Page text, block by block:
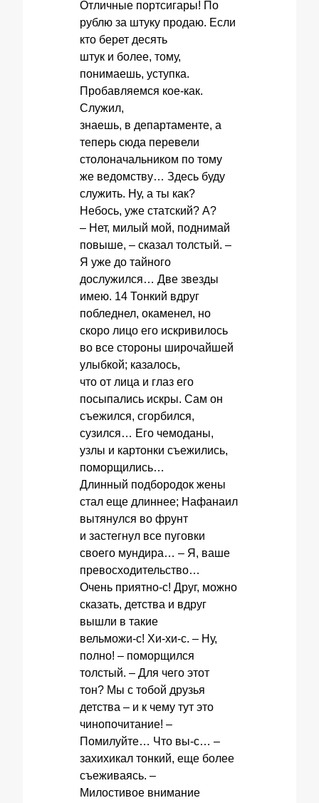
Отличные портсигары! По
рублю за штуку продаю. Если
кто берет десять
штук и более, тому,
понимаешь, уступка.
Пробавляемся кое-как.
Служил,
знаешь, в департаменте, а
теперь сюда перевели
столоначальником по тому
же ведомству… Здесь буду
служить. Ну, а ты как?
Небось, уже статский? А?
– Нет, милый мой, поднимай
повыше, – сказал толстый. –
Я уже до тайного
дослужился… Две звезды
имею. 14 Тонкий вдруг
побледнел, окаменел, но
скоро лицо его искривилось
во все стороны широчайшей
улыбкой; казалось,
что от лица и глаз его
посыпались искры. Сам он
съежился, сгорбился,
сузился… Его чемоданы,
узлы и картонки съежились,
поморщились…
Длинный подбородок жены
стал еще длиннее; Нафанаил
вытянулся во фрунт
и застегнул все пуговки
своего мундира… – Я, ваше
превосходительство…
Очень приятно-с! Друг, можно
сказать, детства и вдруг
вышли в такие
вельможи-с! Хи-хи-с. – Ну,
полно! – поморщился
толстый. – Для чего этот
тон? Мы с тобой друзья
детства – и к чему тут это
чинопочитание! –
Помилуйте… Что вы-с… –
захихикал тонкий, еще более
съеживаясь. –
Милостивое внимание